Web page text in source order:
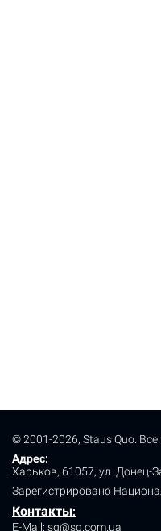
© 2001-2026, Staus Quo.
Адрес:
Харьков, 61057, ул. Донец-
Зарегистрировано
Контакты:
E-Mail: sq@sq.com.ua